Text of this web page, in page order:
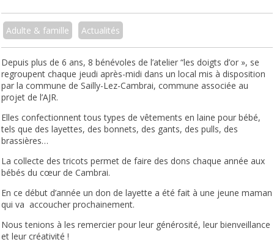
Adulte & famille Actualités
Depuis plus de 6 ans, 8 bénévoles de l’atelier “les doigts d’or », se
regroupent chaque jeudi après-midi dans un local mis à disposition
par la commune de Sailly-Lez-Cambrai, commune associée au
projet de l’AJR.
Elles confectionnent tous types de vêtements en laine pour bébé,
tels que des layettes, des bonnets, des gants, des pulls, des
brassières…
La collecte des tricots permet de faire des dons chaque année aux
bébés du cœur de Cambrai.
En ce début d’année un don de layette a été fait à une jeune maman
qui va accoucher prochainement.
Nous tenions à les remercier pour leur générosité, leur bienveillance
et leur créativité !